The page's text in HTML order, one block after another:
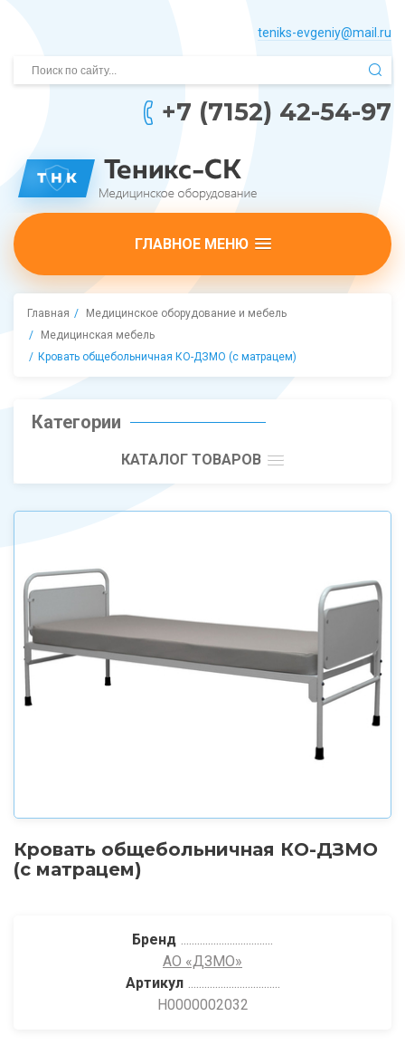
teniks-evgeniy@mail.­ru
+7 (7152) 42-54-97
ГЛАВНОЕ МЕНЮ
Главная
Медицинское оборудование и мебель
Медицинская мебель
Кровать общебольничная КО-ДЗМО (с матрацем)
Категории
КАТАЛОГ ТОВАРОВ
Кровать общебольничная КО-ДЗМО
(с матрацем)
Бренд
АО «ДЗМО»
Артикул
Н0000002032